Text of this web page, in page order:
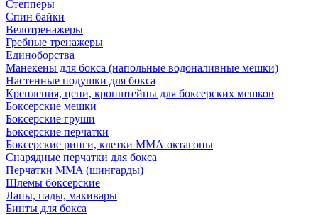
Степперы
Спин байки
Велотренажеры
Гребные тренажеры
Единоборства
Манекены для бокса (напольные водоналивные мешки)
Настенные подушки для бокса
Крепления, цепи, кронштейны для боксерских мешков
Боксерские мешки
Боксерские груши
Боксерские перчатки
Боксерские ринги, клетки ММА октагоны
Снарядные перчатки для бокса
Перчатки MMA (шингарды)
Шлемы боксерские
Лапы, пады, макивары
Бинты для бокса